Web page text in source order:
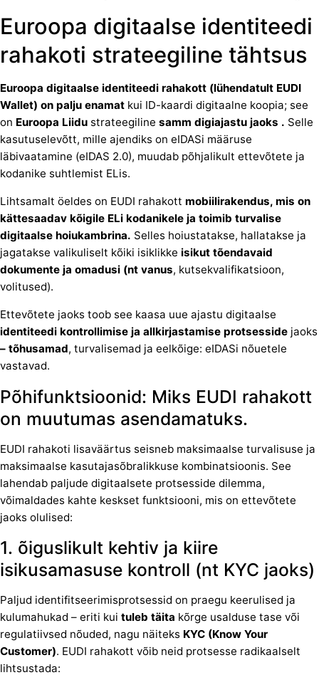
Euroopa digitaalse identiteedi
rahakoti strateegiline tähtsus
Euroopa digitaalse identiteedi rahakott (lühendatult EUDI
Wallet) on palju enamat kui ID-kaardi digitaalne koopia; see
on Euroopa Liidu strateegiline samm digiajastu jaoks . Selle
kasutuselevõtt, mille ajendiks on eIDASi määruse
läbivaatamine (eIDAS 2.0), muudab põhjalikult ettevõtete ja
kodanike suhtlemist ELis.
Lihtsamalt öeldes on EUDI rahakott mobiilirakendus, mis on
kättesaadav kõigile ELi kodanikele ja toimib turvalise
digitaalse hoiukambrina. Selles hoiustatakse, hallatakse ja
jagatakse valikuliselt kõiki isiklikke isikut tõendavaid
dokumente ja omadusi (nt vanus, kutsekvalifikatsioon,
volitused).
Ettevõtete jaoks toob see kaasa uue ajastu digitaalse
identiteedi kontrollimise ja allkirjastamise protsesside jaoks
– tõhusamad, turvalisemad ja eelkõige: eIDASi nõuetele
vastavad.
Põhifunktsioonid: Miks EUDI rahakott
on muutumas asendamatuks.
EUDI rahakoti lisaväärtus seisneb maksimaalse turvalisuse ja
maksimaalse kasutajasõbralikkuse kombinatsioonis. See
lahendab paljude digitaalsete protsesside dilemma,
võimaldades kahte keskset funktsiooni, mis on ettevõtete
jaoks olulised:
1. õiguslikult kehtiv ja kiire
isikusamasuse kontroll (nt KYC jaoks)
Paljud identifitseerimisprotsessid on praegu keerulised ja
kulumahukad – eriti kui tuleb täita kõrge usalduse tase või
regulatiivsed nõuded, nagu näiteks KYC (Know Your
Customer). EUDI rahakott võib neid protsesse radikaalselt
lihtsustada: